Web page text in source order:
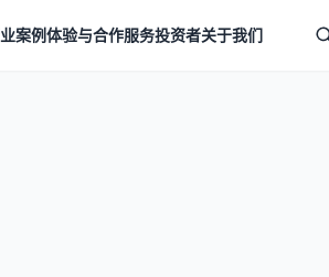
案例体验与合作服务投资者关于我们